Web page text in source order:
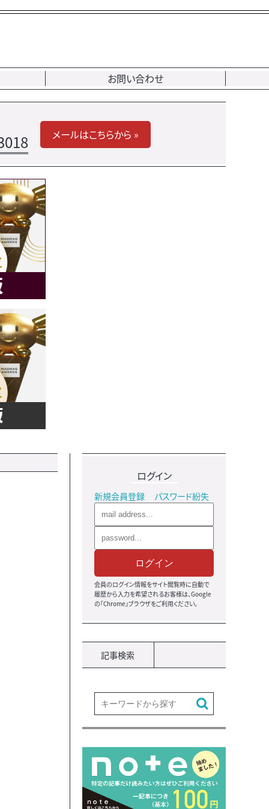
お問い合わせ
メールはこちらから »
ログイン
新規会員登録 パスワード紛失
ログイン
会員のログイン情報をサイト閲覧時に自動で
履歴から入力を希望されるお客様は、Google
の『Chrome』ブラウザをご利用ください。
記事検索